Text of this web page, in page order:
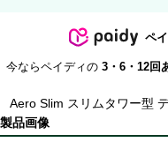
ペ
今ならペイディの 3・6・12回
Aero Slim スリムタワー型
製品画像